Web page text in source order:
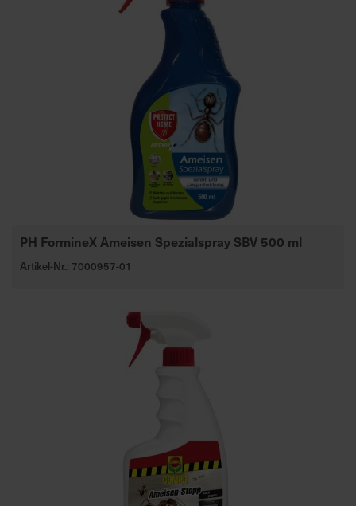
PH FormineX Ameisen Spezialspray SBV 500 ml
Artikel-Nr.: 7000957-01